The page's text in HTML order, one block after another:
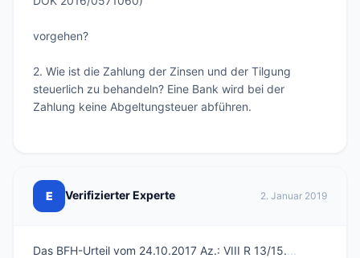
vorgehen?
2.	Wie ist die Zahlung der Zinsen und der Tilgung
steuerlich zu behandeln? Eine Bank wird bei der
Zahlung keine Abgeltungsteuer abführen.
E Verifizierter Experte 2. Januar 2019
Das BFH-Urteil vom 24.10.2017 Az.: VIII R 13/15....